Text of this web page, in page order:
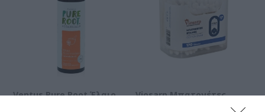
Ventus Pure Root Έλαιο
Viosarp Μπατονέτες